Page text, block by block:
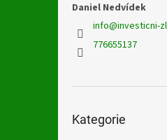
Daniel Nedvídek
info@investicni-
776655137
kategorie
Kategorie